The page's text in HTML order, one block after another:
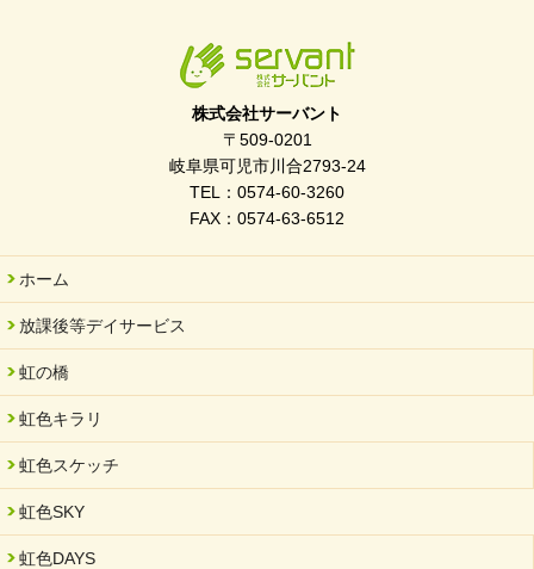
令和7年度 岐阜県スポーツ賞「FC Bombonera」
岐阜県「働いてもらい方改革」優良事例集に掲載されました
2025/06/10
未来会議 in 可児市 「斉藤まさゆき」
2025/05/07
2025年6月中旬 OPEN 放課後等デイサービス「Fc Bombo
2025/03/01
餅つき大会を開催しました
2025/01/31
株式会社サーバント
〒509-0201
岐阜県可児市川合2793-24
TEL：0574-60-3260
FAX：0574-63-6512
ホーム
放課後等デイサービス
虹の橋
虹色キラリ
虹色スケッチ
虹色SKY
虹色DAYS